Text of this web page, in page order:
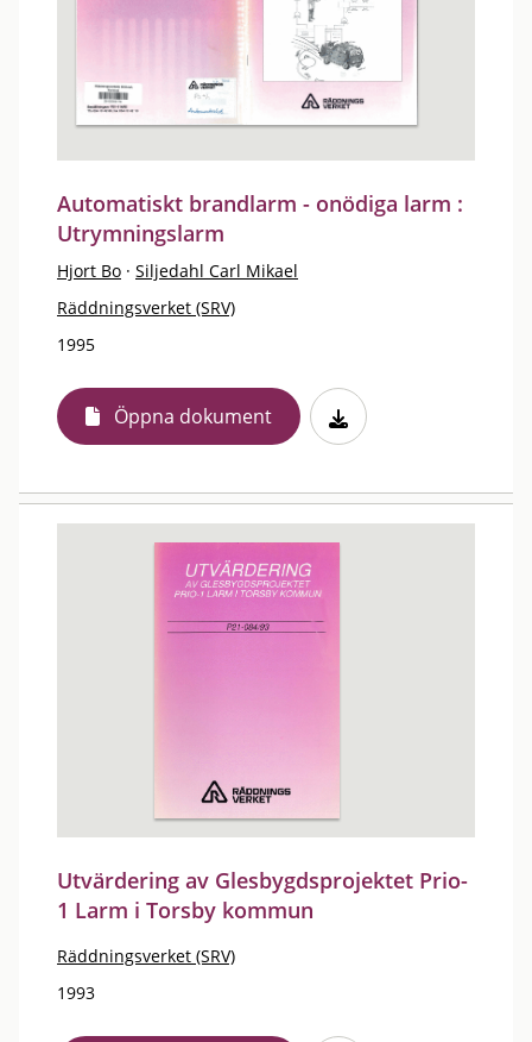
Automatiskt brandlarm - onödiga larm :
Utrymningslarm
Hjort Bo · Siljedahl Carl Mikael
Räddningsverket (SRV)
1995
Öppna dokument
Utvärdering av Glesbygdsprojektet Prio-
1 Larm i Torsby kommun
Räddningsverket (SRV)
1993